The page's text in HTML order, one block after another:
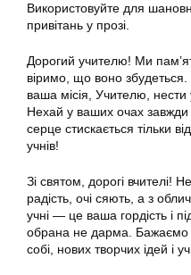
Використовуйте для
привітань у прозі.
Дорогий учителю! Ми
віримо, що воно
ваша місія, Учителю, нести
Нехай у ваших очах завжди
серце стискається тільки
учнів!
Зі святом, дорогі вчителі!
радість, очі сяють, а з
учні — це ваша гордість і
обрана не дарма. Бажаємо
собі, нових творчих ідей і